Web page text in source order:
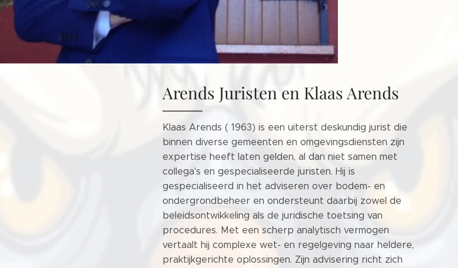
Arends Juristen en Klaas Arends
Klaas Arends ( 1963) is een uiterst deskundig jurist die
binnen diverse gemeenten en omgevingsdiensten zijn
expertise heeft laten gelden, al dan niet samen met
collega's en gespecialiseerde juristen. Hij is
gespecialiseerd in het adviseren over bodem- en
ondergrondbeheer en ondersteunt daarbij zowel de
beleidsontwikkeling als de juridische toetsing van
procedures. Met een scherp analytisch vermogen
vertaalt hij complexe wet- en regelgeving naar heldere,
praktijkgerichte oplossingen. Zijn advisering richt zich